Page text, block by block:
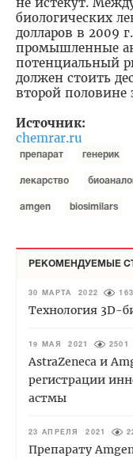
биологических
долларов в 2009
промышленные
потенциальный
должен стоить
второй половине
Источник:
chemrar.ru
препарат генерик
лекарство
amgen biosimilars
РЕКОМЕНДУЕМЫЕ
30 МАРТА 2022
Технология 3D-
19 МАЯ 2021 2501
AstraZeneca и
регистрации
астмы
23 АПРЕЛЯ 2021
Препарату